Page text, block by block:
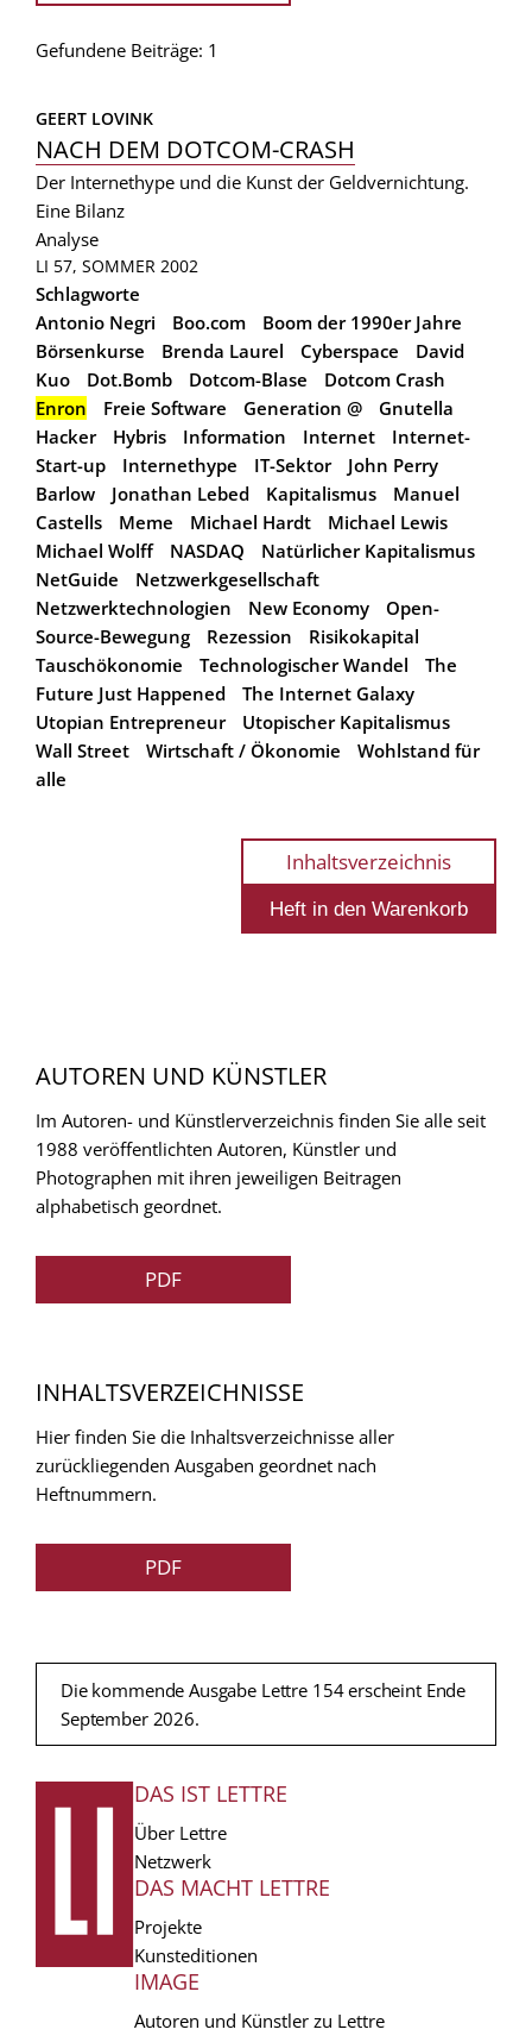
Gefundene Beiträge: 1
GEERT LOVINK
NACH DEM DOTCOM-CRASH
Der Internethype und die Kunst der Geldvernichtung.
Eine Bilanz
Analyse
LI 57, SOMMER 2002
Schlagworte
Antonio Negri
Boo.com
Boom der 1990er Jahre
Börsenkurse
Brenda Laurel Cyberspace
David
Kuo
Dot.Bomb Dotcom-Blase
Dotcom Crash
Enron
Freie Software Generation @
Gnutella
Hacker
Hybris Information Internet
Internet-
Start-up
Internethype IT-Sektor
John Perry
Barlow
Jonathan Lebed Kapitalismus
Manuel
Castells
Meme Michael Hardt
Michael Lewis
Michael Wolff
NASDAQ
Natürlicher Kapitalismus
NetGuide
Netzwerkgesellschaft
Netzwerktechnologien
New Economy
Open-
Source-Bewegung
Rezession
Risikokapital
Tauschökonomie
Technologischer Wandel
The
Future Just Happened
The Internet Galaxy
Utopian Entrepreneur
Utopischer Kapitalismus
Wall Street
Wirtschaft / Ökonomie
Wohlstand für
alle
Inhaltsverzeichnis
AUTOREN UND KÜNSTLER
Im Autoren- und Künstlerverzeichnis finden Sie alle seit
1988 veröffentlichten Autoren, Künstler und
Photographen mit ihren jeweiligen Beitragen
alphabetisch geordnet.
PDF
INHALTSVERZEICHNISSE
Hier finden Sie die Inhaltsverzeichnisse aller
zurückliegenden Ausgaben geordnet nach
Heftnummern.
PDF
Die kommende Ausgabe Lettre 154 erscheint Ende
September 2026.
FUSSZEILE
DAS IST LETTRE
Über Lettre
Netzwerk
DAS MACHT LETTRE
Projekte
Kunsteditionen
IMAGE
Autoren und Künstler zu Lettre